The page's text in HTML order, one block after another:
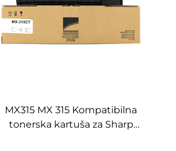
MX315 MX 315 Kompatibilna
tonerska kartuša za Sharp